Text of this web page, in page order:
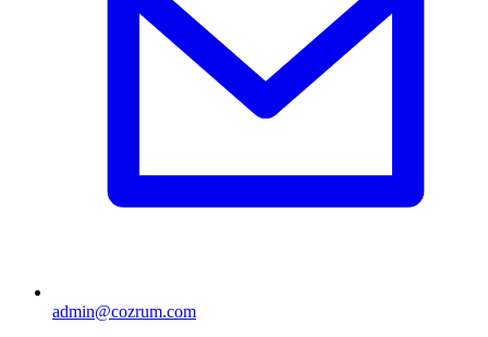
admin@cozrum.com